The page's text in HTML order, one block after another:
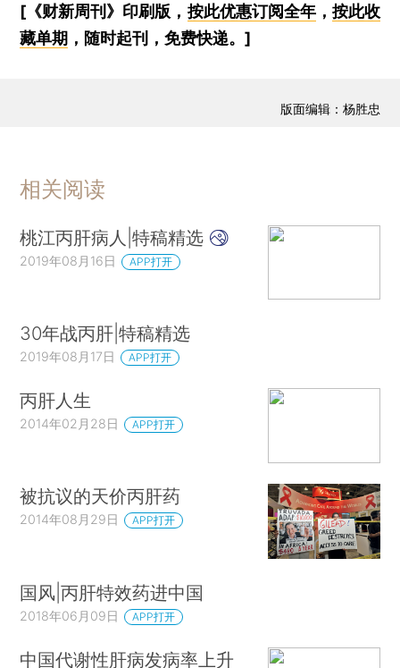
[《财新周刊》印刷版， 按此优惠订阅全年， 按此收
藏单期 ，随时起刊，免费快递。]
版面编辑：杨胜忠
相关阅读
桃江丙肝病人|特稿精选
2019年08月16日 APP打开
30年战丙肝|特稿精选
2019年08月17日 APP打开
丙肝人生
2014年02月28日 APP打开
被抗议的天价丙肝药
2014年08月29日 APP打开
国风|丙肝特效药进中国
2018年06月09日 APP打开
中国代谢性肝病发病率上升